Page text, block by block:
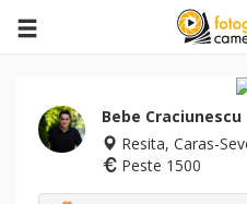
Bebe Craciunescu
Resita, Caras-
Peste 1500